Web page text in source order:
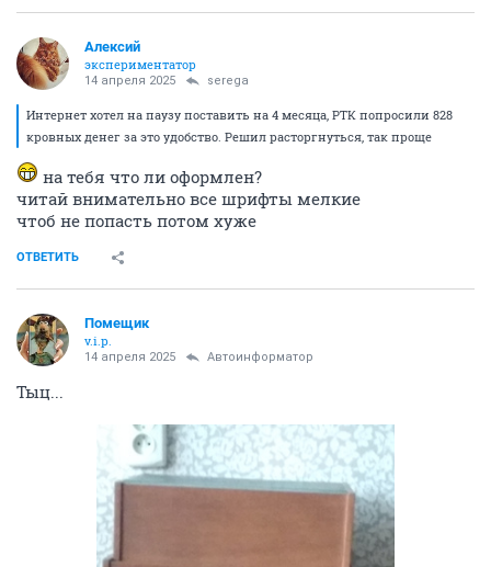
Алексий
экспериментатор
14 апреля 2025 serega
Интернет хотел на паузу поставить на 4 месяца, РТК попросили 828
кровных денег за это удобство. Решил расторгнуться, так проще
на тебя что ли оформлен?
читай внимательно все шрифты мелкие
чтоб не попасть потом хуже
ОТВЕТИТЬ
Помещик
v.i.p.
14 апреля 2025 Автоинформатор
Тыц...